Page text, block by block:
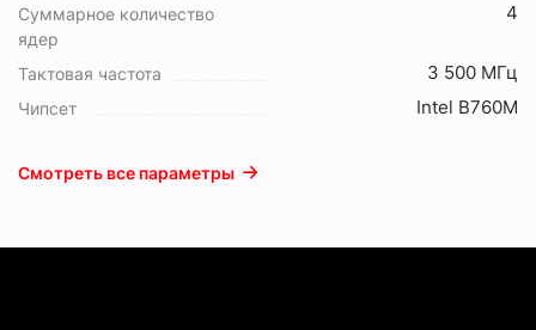
Суммарное количество
ядер
4
Тактовая частота 3 500 МГц
Чипсет Intel B760M
Смотреть все параметры